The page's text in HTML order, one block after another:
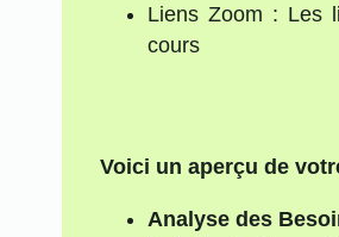
Liens Zoom : Les
cours
Voici un aperçu de
Analyse des